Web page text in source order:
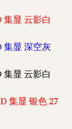
集显 云影白
集显 深空灰
集显 云影白
集显 银色 27